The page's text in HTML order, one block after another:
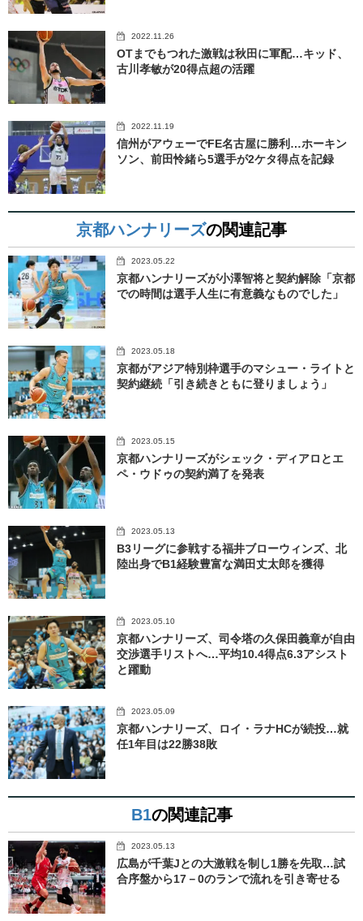
2022.11.26
OTまでもつれた激戦は秋田に軍配…キッド、
古川孝敏が20得点超の活躍
2022.11.19
信州がアウェーでFE名古屋に勝利…ホーキン
ソン、前田怜緒ら5選手が2ケタ得点を記録
京都ハンナリーズの関連記事
2023.05.22
京都ハンナリーズが小澤智将と契約解除「京都
での時間は選手人生に有意義なものでした」
2023.05.18
京都がアジア特別枠選手のマシュー・ライトと
契約継続「引き続きともに登りましょう」
2023.05.15
京都ハンナリーズがシェック・ディアロとエ
ペ・ウドゥの契約満了を発表
2023.05.13
B3リーグに参戦する福井ブローウィンズ、北
陸出身でB1経験豊富な満田丈太郎を獲得
2023.05.10
京都ハンナリーズ、司令塔の久保田義章が自由
交渉選手リストへ…平均10.4得点6.3アシスト
と躍動
2023.05.09
京都ハンナリーズ、ロイ・ラナHCが続投…就
任1年目は22勝38敗
B1の関連記事
2023.05.13
広島が千葉Jとの大激戦を制し1勝を先取…試
合序盤から17－0のランで流れを引き寄せる